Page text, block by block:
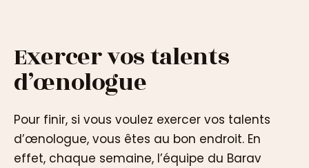
Exercer vos talents
d’œnologue
Pour finir, si vous voulez exercer vos talents
d’œnologue, vous êtes au bon endroit. En
effet, chaque semaine, l’équipe du Barav